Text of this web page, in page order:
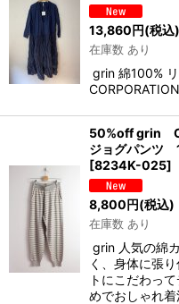
13,860円(税込)
在庫数 あり
grin 綿100%
50%off grin
ジョグパンツ
[8234K-025]
8,800円(税込)
在庫数 あり
grin 人気の綿
く、身体に張
トにこだわっ
めでおしゃれ